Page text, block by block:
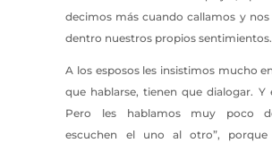
decimos más cuando callamos y
dentro nuestros propios sentimientos.
A los esposos les insistimos mucho
que hablarse, tienen que dialogar. Y
Pero les hablamos muy poco
escuchen el uno al otro”,